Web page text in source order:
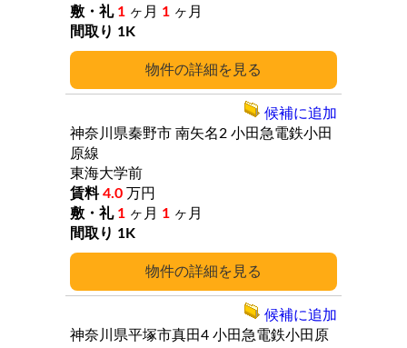
詳細
1 ヶ月 1 ヶ月
1K
詳細
神奈川県秦野市 南矢名2 小田急電鉄小田
原線
東海大学前
4.0 万円
1 ヶ月 1 ヶ月
1K
候補に追加
神奈川県平塚市真田4 小田急電鉄小田原
候補に追加